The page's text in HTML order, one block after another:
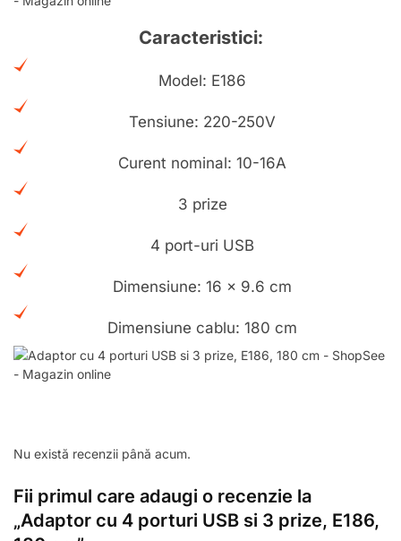
Caracteristici:
Model: E186
Tensiune: 220-250V
Curent nominal: 10-16A
3 prize
4 port-uri USB
Dimensiune: 16 x 9.6 cm
Dimensiune cablu: 180 cm
Nu există recenzii până acum.
Fii primul care adaugi o recenzie la
„Adaptor cu 4 porturi USB si 3 prize, E186,